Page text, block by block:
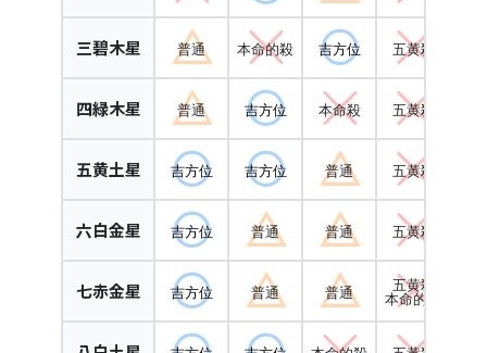
三碧木星 普通 本命的殺 吉方位 五黄殺
四緑木星 普通 吉方位 本命殺 五黄殺
五黄土星 吉方位 吉方位 普通 五黄殺
六白金星 吉方位 普通 普通 五黄殺
七赤金星 吉方位 普通 普通
五黄殺
本命的殺